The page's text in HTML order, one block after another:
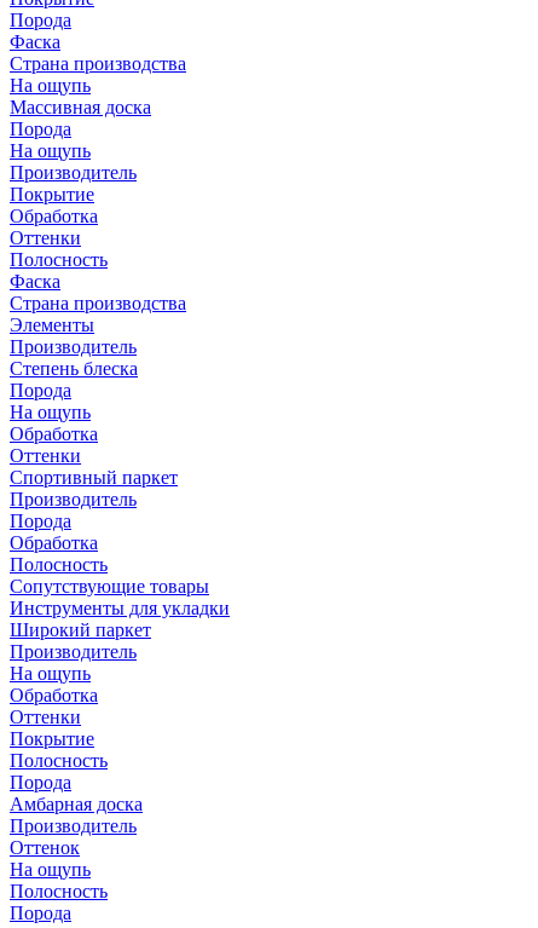
Порода
Фаска
Страна производства
На ощупь
Массивная доска
Порода
На ощупь
Производитель
Покрытие
Обработка
Оттенки
Полосность
Фаска
Страна производства
Элементы
Производитель
Степень блеска
Порода
На ощупь
Обработка
Оттенки
Спортивный паркет
Производитель
Порода
Обработка
Полосность
Сопутствующие товары
Инструменты для укладки
Широкий паркет
Производитель
На ощупь
Обработка
Оттенки
Покрытие
Полосность
Порода
Амбарная доска
Производитель
Оттенок
На ощупь
Полосность
Порода